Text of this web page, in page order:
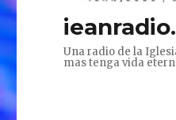
Una radio de la
mas tenga vida